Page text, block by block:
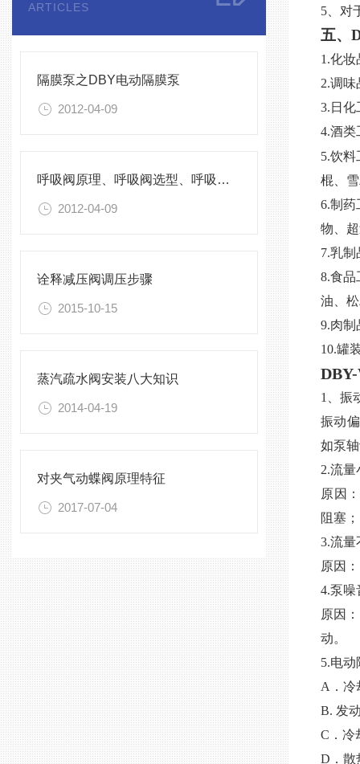
ARTICLES
隔膜泵之DBY电动隔膜泵
2012-04-09
呼吸阀原理、呼吸阀选型、呼吸阀作用、呼吸阀标准、呼吸阀阻火器、呼吸阀厂家
2012-04-09
诠释减压阀调压步骤
2015-10-15
蒸汽疏水阀安装八大知识
2014-04-19
对夹气动蝶阀原理特征
2017-07-04
5、对
五、
1.化妆
2.调
3. 日化
4.酒类
5.饮料
棍、
6.制药
物、
7.乳制
8.食品
油、
9.肉制
10.罐
DBY
1、振
振动
如泵
2.流
原因
阻塞
3.流量
原因
4.泵噪
原因
动。
5.电
A．冷
B. 发
C．冷
D．散